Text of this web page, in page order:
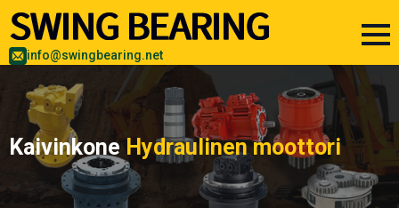
info@swingbearing.net
Kaivinkone Hydraulinen moottori